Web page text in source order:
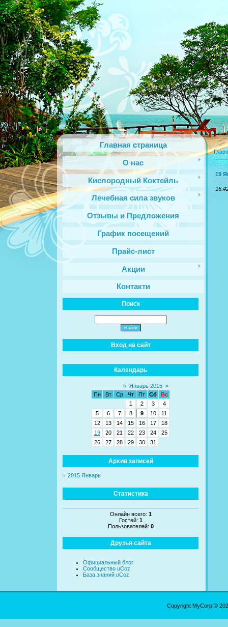
Главная страница
О нас
Кислородный Коктейль
Лечебная сила звуков
Отзывы и Предложения
График посещений
Прайс-лист
Акции
Контакти
Поиск
Вход на сайт
Календарь
« Январь 2015 »
Пн
Вт Ср Чт Пт Сб
Вс
1
2 3
4
5
6 7 8 9 10
11
12
13 14 15 16 17
18
19
20 21 22 23 24
25
26
27 28 29 30 31
Архив записей
2015 Январь
Статистика
Онлайн всего: 1
Гостей: 1
Пользователей: 0
Друзья сайта
Официальный блог
Сообщество uCoz
База знаний uCoz
19
Copyright MyCorp ©